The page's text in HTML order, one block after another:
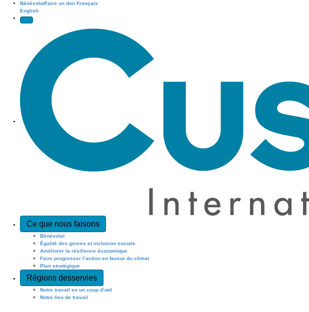
BénévolatFaire un don Français
English
Ce que nous faisons
Bénévolat
Égalité des genres et inclusion sociale
Améliorer la résilience économique
Faire progresser l’action en faveur du climat
Plan stratégique
Régions desservies
Notre travail en un coup d’œil
Notre lieu de travail